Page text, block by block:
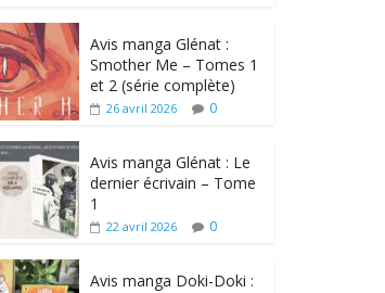
Avis manga Glénat :
Smother Me – Tomes 1
et 2 (série complète)
26 avril 2026 0
Avis manga Glénat : Le
dernier écrivain – Tome
1
22 avril 2026 0
Avis manga Doki-Doki :